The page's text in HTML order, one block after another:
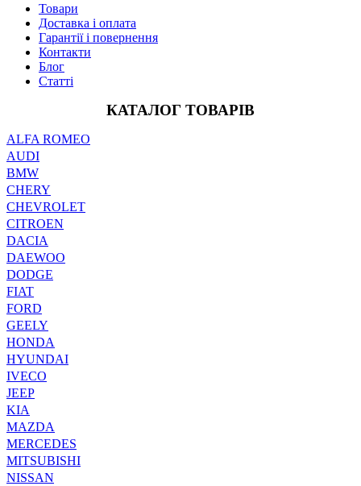
Товари
Доставка і оплата
Гарантії і повернення
Контакти
Блог
Статті
КАТАЛОГ ТОВАРІВ
ALFA ROMEO
AUDI
BMW
CHERY
CHEVROLET
CITROEN
DACIA
DAEWOO
DODGE
FIAT
FORD
GEELY
HONDA
HYUNDAI
IVECO
JEEP
KIA
MAZDA
MERCEDES
MITSUBISHI
NISSAN